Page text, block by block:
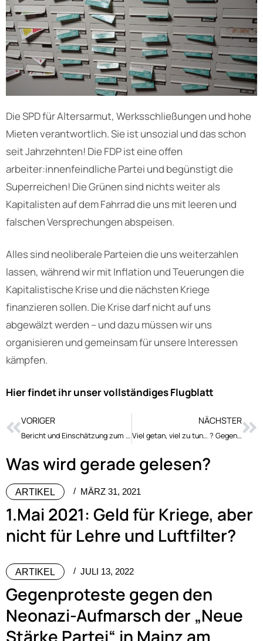
Die SPD für Altersarmut, Werksschließungen und hohe
Mieten verantwortlich. Sie ist unsozial und das schon
seit Jahrzehnten! Die FDP ist eine offen
arbeiter:innenfeindliche Partei und begünstigt die
Superreichen! Die Grünen sind nichts weiter als
Kapitalisten auf dem Fahrrad die uns mit leeren und
falschen Versprechungen abspeisen.
Alles sind neoliberale Parteien die uns weiterzahlen
lassen, während wir mit Inflation und Teuerungen die
Kapitalistische Krise und die nächsten Kriege
finanzieren sollen. Die Krise darf nicht auf uns
abgewälzt werden – und dazu müssen wir uns
organisieren und gemeinsam für unsere Interessen
kämpfen.
Hier findet ihr unser vollständiges Flugblatt
VORIGER
Bericht und Einschätzung zum zweiten 1.Mai Prozess
NÄCHSTER
Viel getan, viel zu tun… ? Gegenmacht aufbauen!
Was wird gerade gelesen?
ARTIKEL MÄRZ 31, 2021
1.Mai 2021: Geld für Kriege, aber
nicht für Lehre und Luftfilter?
ARTIKEL JULI 13, 2022
Gegenproteste gegen den
Neonazi-Aufmarsch der „Neue
Stärke Partei“ in Mainz am